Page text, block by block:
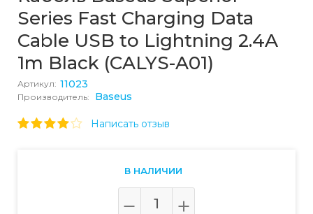
Series Fast Charging Data
Cable USB to Lightning 2.4A
1m Black (CALYS-A01)
Артикул: 11023
Производитель: Baseus
Написать отзыв
В НАЛИЧИИ